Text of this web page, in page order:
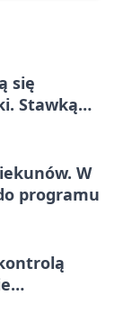
się
Stawką
W
programu